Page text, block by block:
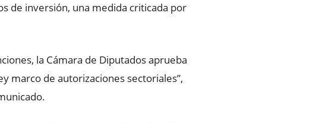
de inversión, una medida criticada por
la Cámara de Diputados aprueba
marco de autorizaciones sectoriales”,